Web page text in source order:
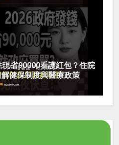
現省90000看護紅包？住院
健保制度與醫療政策